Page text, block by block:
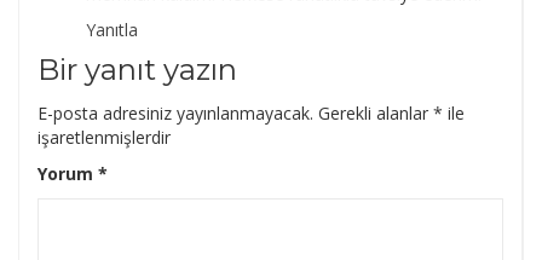
Yanıtla
Bir yanıt yazın
E-posta adresiniz yayınlanmayacak. Gerekli alanlar * ile
işaretlenmişlerdir
Yorum *